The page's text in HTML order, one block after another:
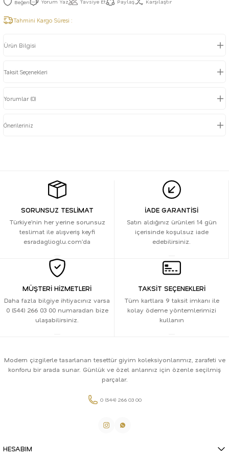
Yorum Yaz Tavsiye Et Paylaş Karşılaştır
Tahmini Kargo Süresi :
Ürün Bilgisi
Taksit Seçenekleri
Yorumlar (0)
Önerileriniz
SORUNSUZ TESLİMAT
Türkiye’nin her yerine sorunsuz
teslimat ile alışveriş keyfi
esradaglioglu.com’da
İADE GARANTİSİ
Satın aldığınız ürünleri 14 gün
içerisinde koşulsuz iade
edebilirsiniz.
MÜŞTERİ HİZMETLERİ
Daha fazla bilgiye ihtiyacınız varsa
0 (544) 266 03 00 numaradan bize
ulaşabilirsiniz.
TAKSİT SEÇENEKLERİ
Tüm kartlara 9 taksit imkanı ile
kolay ödeme yöntemlerimizi
kullanın
Modern çizgilerle tasarlanan tesettür giyim koleksiyonlarımız, zarafeti ve
konforu bir arada sunar. Günlük ve özel anlarınız için özenle seçilmiş
parçalar.
0 (544) 266 03 00
HESABIM